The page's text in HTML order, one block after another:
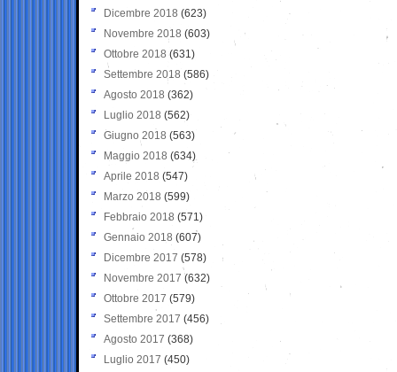
Dicembre 2018 (623)
Novembre 2018 (603)
Ottobre 2018 (631)
Settembre 2018 (586)
Agosto 2018 (362)
Luglio 2018 (562)
Giugno 2018 (563)
Maggio 2018 (634)
Aprile 2018 (547)
Marzo 2018 (599)
Febbraio 2018 (571)
Gennaio 2018 (607)
Dicembre 2017 (578)
Novembre 2017 (632)
Ottobre 2017 (579)
Settembre 2017 (456)
Agosto 2017 (368)
Luglio 2017 (450)